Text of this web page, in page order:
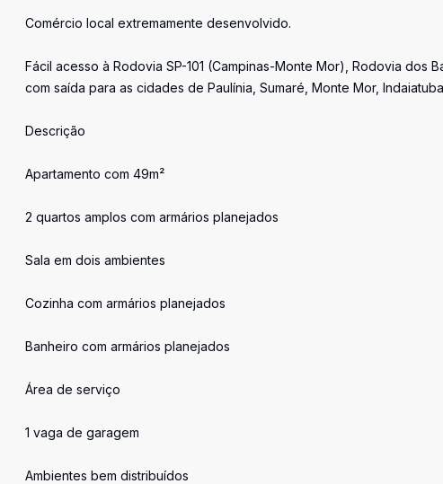
Comércio local extremamente desenvolvido.
Fácil acesso à Rodovia SP-101 (Campinas-Monte Mor), Rodovia dos
com saída para as cidades de Paulínia, Sumaré, Monte Mor,
Descrição
Apartamento com 49m²
2 quartos amplos com armários planejados
Sala em dois ambientes
Cozinha com armários planejados
Banheiro com armários planejados
Área de serviço
1 vaga de garagem
Ambientes bem distribuídos